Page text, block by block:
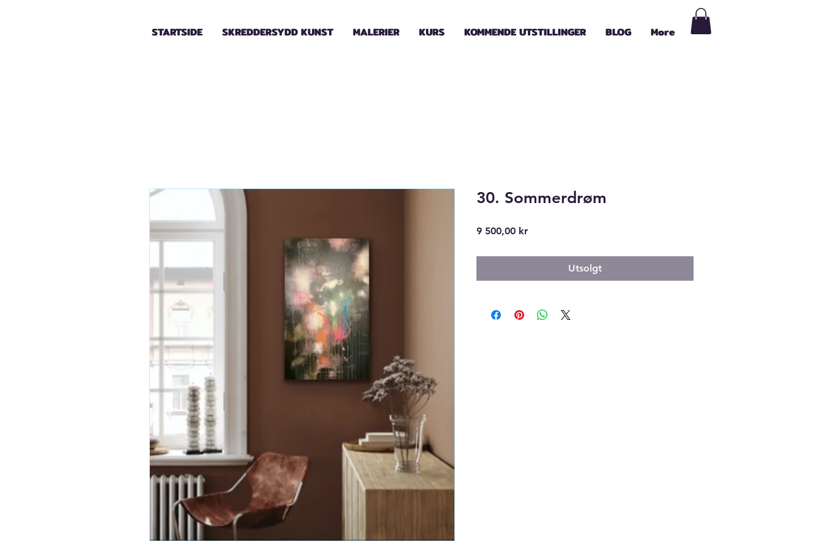
STARTSIDE SKREDDERSYDD KUNST MALERIER KURS KOMMENDE UTSTILLINGER BLOG More
30. Sommerdrøm
9 500,00 krPris
Utsolgt